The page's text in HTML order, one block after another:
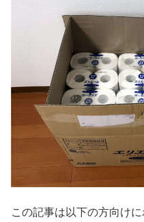
この記事は以下の方向け